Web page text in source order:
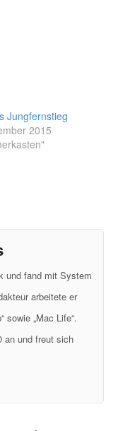
Jungfernstieg
2015
und fand mit System
arbeitete er
sowie „Mac Life“.
an und freut sich